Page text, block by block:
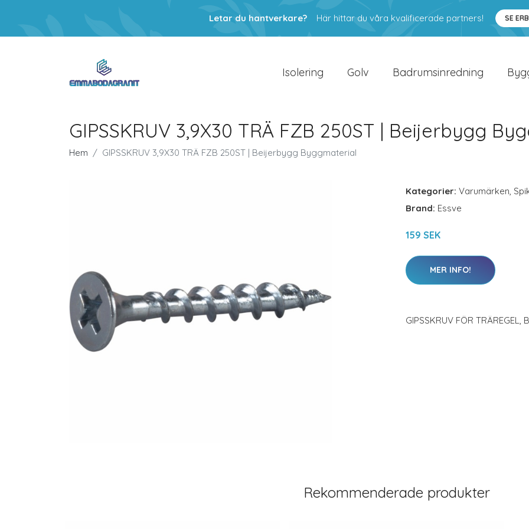
Letar du hantverkare? Här hittar du våra kvalificerade partners! SE
Isolering Golv Badrumsinredning
GIPSSKRUV 3,9X30 TRÄ FZB 250ST | Beijerbygg
Hem GIPSSKRUV 3,9X30 TRÄ FZB 250ST | Beijerbygg Byggmaterial
Kategorier: Varumärken,
Brand: Essve
159 SEK
MER INFO!
GIPSSKRUV FÖR TRÄREGEL,
Rekommenderade produkter